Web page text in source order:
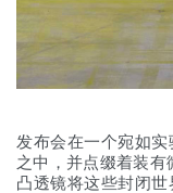
发布会在一个宛如
之中，并点缀着装有
凸透镜将这些封闭